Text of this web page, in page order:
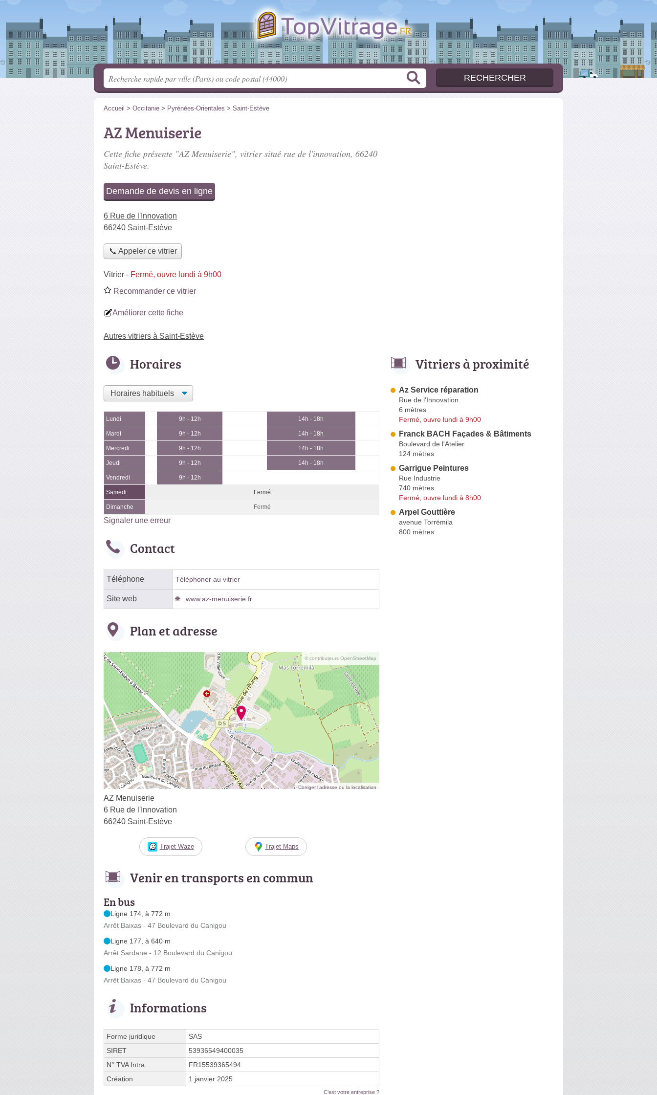
Accueil > Occitanie > Pyrénées-Orientales > Saint-Estève
AZ Menuiserie
Cette fiche présente "AZ Menuiserie", vitrier situé rue de l'innovation, 66240
Saint-Estève.
Demande de devis en ligne
6 Rue de l'Innovation
66240 Saint-Estève
📞 Appeler ce vitrier
Vitrier - Fermé, ouvre lundi à 9h00
Recommander ce vitrier
Améliorer cette fiche
Autres vitriers à Saint-Estève
Horaires
Lundi 9h - 12h 14h - 18h
Mardi 9h - 12h 14h - 18h
Mercredi 9h - 12h 14h - 18h
Jeudi 9h - 12h 14h - 18h
Vendredi 9h - 12h
Samedi Fermé
Dimanche Fermé
Signaler une erreur
Contact
Téléphone Téléphoner au vitrier
Site web www.az-menuiserie.fr
Plan et adresse
© contributeurs OpenStreetMap
Corriger l’adresse ou la localisation
AZ Menuiserie
6 Rue de l'Innovation
66240 Saint-Estève
Trajet Waze Trajet Maps
Venir en transports en commun
En bus
Ligne 174, à 772 m
Arrêt Baixas - 47 Boulevard du Canigou
Ligne 177, à 640 m
Arrêt Sardane - 12 Boulevard du Canigou
Ligne 178, à 772 m
Arrêt Baixas - 47 Boulevard du Canigou
Informations
Forme juridique
SAS
SIRET
53936549400035
N° TVA Intra.
FR15539365494
Création
1 janvier 2025
C'est votre entreprise ?
Vitriers à proximité
Az Service réparation
Rue de l'Innovation
6 mètres
Fermé, ouvre lundi à 9h00
Franck BACH Façades & Bâtiments
Boulevard de l'Atelier
124 mètres
Garrigue Peintures
Rue Industrie
740 mètres
Fermé, ouvre lundi à 8h00
Arpel Gouttière
avenue Torrémila
800 mètres